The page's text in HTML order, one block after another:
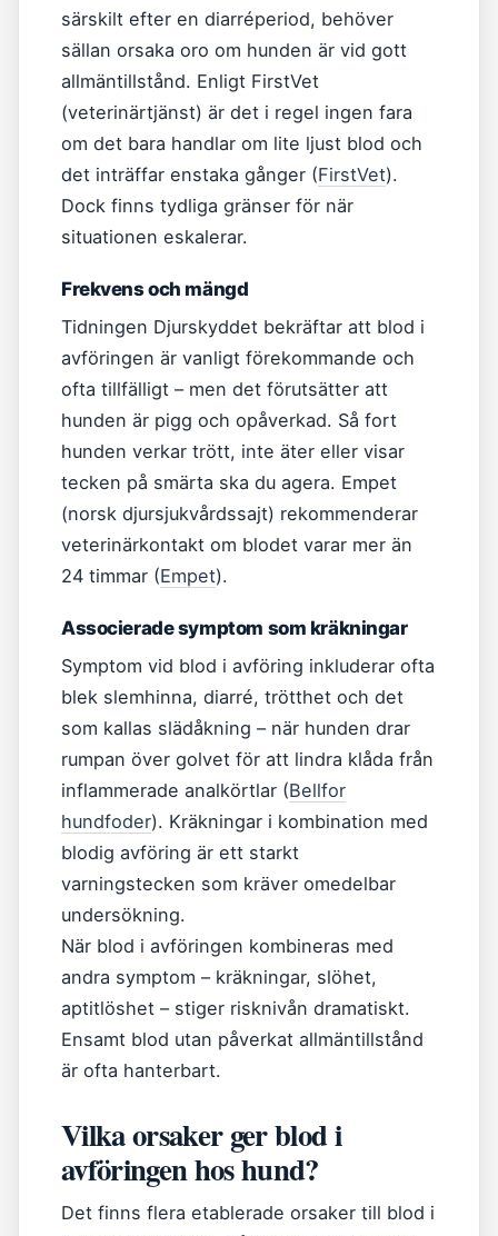
särskilt efter en diarréperiod, behöver
sällan orsaka oro om hunden är vid gott
allmäntillstånd. Enligt FirstVet
(veterinärtjänst) är det i regel ingen fara
om det bara handlar om lite ljust blod och
det inträffar enstaka gånger (FirstVet).
Dock finns tydliga gränser för när
situationen eskalerar.
Frekvens och mängd
Tidningen Djurskyddet bekräftar att blod i
avföringen är vanligt förekommande och
ofta tillfälligt – men det förutsätter att
hunden är pigg och opåverkad. Så fort
hunden verkar trött, inte äter eller visar
tecken på smärta ska du agera. Empet
(norsk djursjukvårdssajt) rekommenderar
veterinärkontakt om blodet varar mer än
24 timmar (Empet).
Associerade symptom som kräkningar
Symptom vid blod i avföring inkluderar ofta
blek slemhinna, diarré, trötthet och det
som kallas slädåkning – när hunden drar
rumpan över golvet för att lindra klåda från
inflammerade analkörtlar (Bellfor
hundfoder). Kräkningar i kombination med
blodig avföring är ett starkt
varningstecken som kräver omedelbar
undersökning.
När blod i avföringen kombineras med
andra symptom – kräkningar, slöhet,
aptitlöshet – stiger risknivån dramatiskt.
Ensamt blod utan påverkat allmäntillstånd
är ofta hanterbart.
Vilka orsaker ger blod i
avföringen hos hund?
Det finns flera etablerade orsaker till blod i